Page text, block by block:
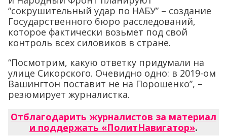
“сокрушительный удар по НАБУ” – создание
Государственного бюро расследований,
которое фактически возьмет под свой
контроль всех силовиков в стране.
“Посмотрим, какую ответку придумали на
улице Сикорского. Очевидно одно: в 2019-ом
Вашингтон поставит не на Порошенко”, –
резюмирует журналистка.
Отблагодарить журналистов за материал
и поддержать «ПолитНавигатор».